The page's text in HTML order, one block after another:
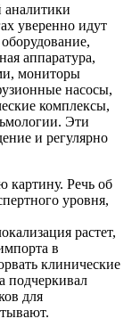
уверенно идут
аппаратура,
мониторы
насосы,
комплексы,
Эти
и регулярно
картину. Речь об
уровня,
растет,
в
клинические
подчеркивал
для